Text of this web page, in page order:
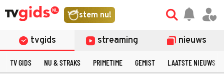
stem nu!
tvgids streaming nieuws
TV GIDS NU & STRAKS PRIMETIME GEMIST LAATSTE NIEUWS